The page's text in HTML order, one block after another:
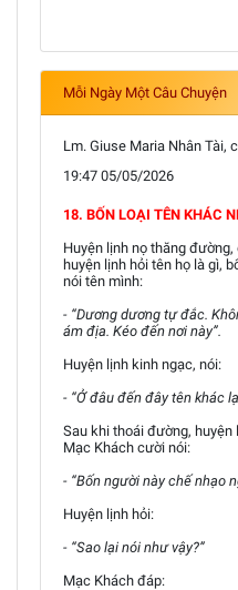
Mỗi Ngày Một Câu Chuyện
Lm. Giuse Maria Nhân Tài,
19:47 05/05/2026
18. BỐN LOẠI TÊN KHÁC
Huyện lịnh nọ thăng
huyện lịnh hỏi tên họ là gì,
nói tên mình:
- “Dương dương tự đắc.
ám địa. Kéo đến nơi này”.
Huyện lịnh kinh ngạc, nói:
- “Ở đâu đến đây tên khác
Sau khi thoái đường, huyện
Mạc Khách cười nói:
- “Bốn người này chế nhạo
Huyện lịnh hỏi:
- “Sao lại nói như vậy?”
Mạc Khách đáp: